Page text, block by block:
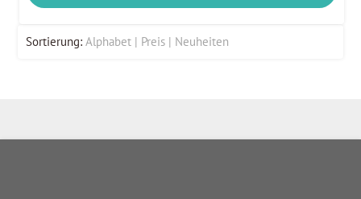
Sortierung: Alphabet Preis Neuheiten